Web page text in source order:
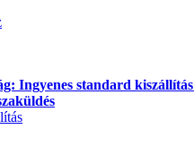
Ingyenes standard kiszállítás